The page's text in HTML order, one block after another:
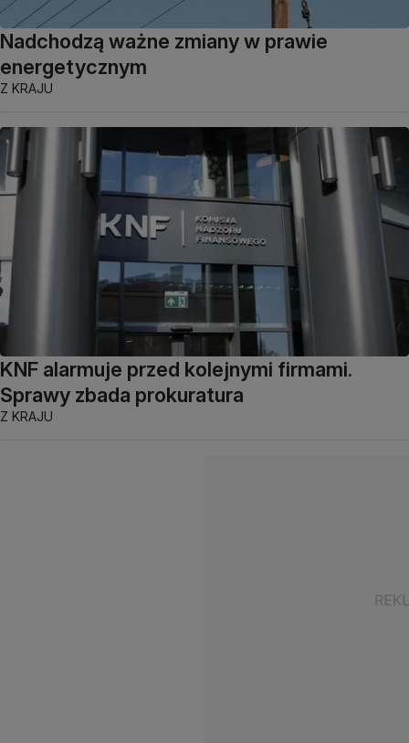
Nadchodzą ważne zmiany w prawie
energetycznym
Z KRAJU
KNF alarmuje przed kolejnymi firmami.
Sprawy zbada prokuratura
Z KRAJU